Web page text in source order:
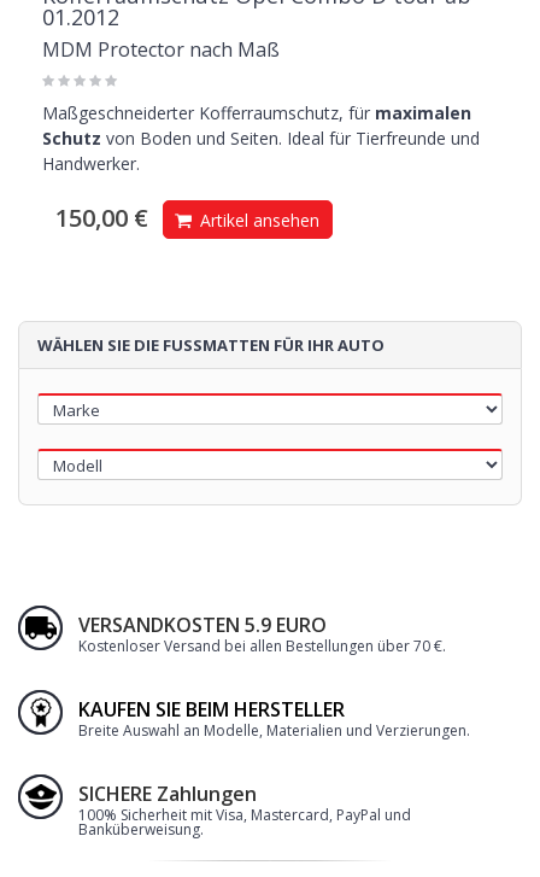
01.2012
MDM Protector nach Maß
Maßgeschneiderter Kofferraumschutz, für maximalen
Schutz von Boden und Seiten. Ideal für Tierfreunde und
Handwerker.
150,00 € Artikel ansehen
WÄHLEN SIE DIE FUSSMATTEN FÜR IHR AUTO
VERSANDKOSTEN 5.9 EURO
Kostenloser Versand bei allen Bestellungen über 70 €.
KAUFEN SIE BEIM HERSTELLER
Breite Auswahl an Modelle, Materialien und Verzierungen.
SICHERE Zahlungen
100% Sicherheit mit Visa, Mastercard, PayPal und
Banküberweisung.